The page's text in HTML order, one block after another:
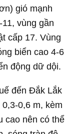
gió mạnh
vùng gần
cấp 17. Vùng
biển cao 4-6
động dữ dội.
đến Đắk Lắk
0,6 m, kèm
cao nên có thể